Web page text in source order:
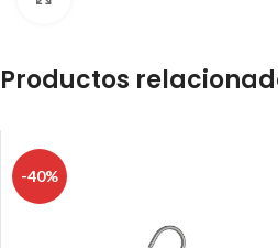
Productos
-40%